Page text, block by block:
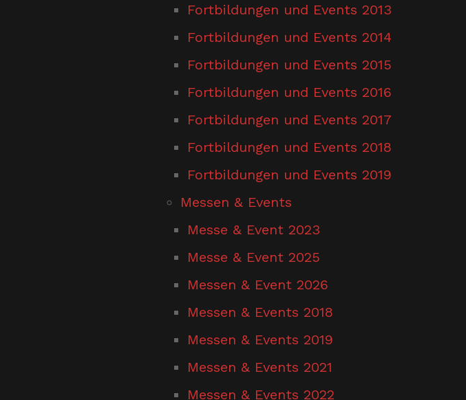
Fortbildungen und Events 2013
Fortbildungen und Events 2014
Fortbildungen und Events 2015
Fortbildungen und Events 2016
Fortbildungen und Events 2017
Fortbildungen und Events 2018
Fortbildungen und Events 2019
Messen & Events
Messe & Event 2023
Messe & Event 2025
Messen & Event 2026
Messen & Events 2018
Messen & Events 2019
Messen & Events 2021
Messen & Events 2022